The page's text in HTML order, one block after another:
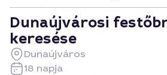
Dunaújvárosi
keresése
Dunaújváros
18 napja